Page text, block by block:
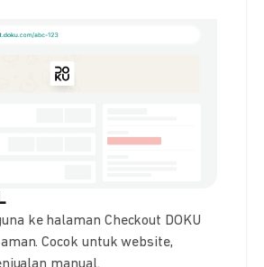
ke halaman Checkout DOKU
Cocok untuk website,